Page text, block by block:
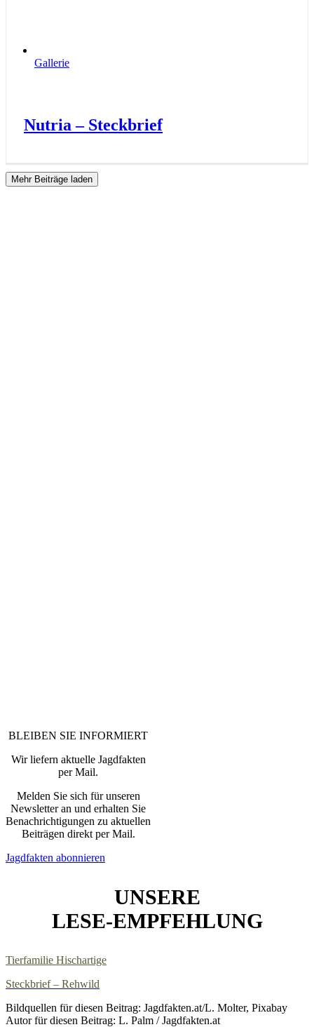
Gallerie
Nutria – Steckbrief
Mehr Beiträge laden
BLEIBEN SIE INFORMIERT
Wir liefern aktuelle Jagdfakten
per Mail.
Melden Sie sich für unseren
Newsletter an und erhalten Sie
Benachrichtigungen zu aktuellen
Beiträgen direkt per Mail.
Jagdfakten abonnieren
UNSERE
LESE-EMPFEHLUNG
Tierfamilie Hischartige
Steckbrief – Rehwild
Bildquellen für diesen Beitrag: Jagdfakten.at/L. Molter, Pixabay
Autor für diesen Beitrag: L. Palm / Jagdfakten.at